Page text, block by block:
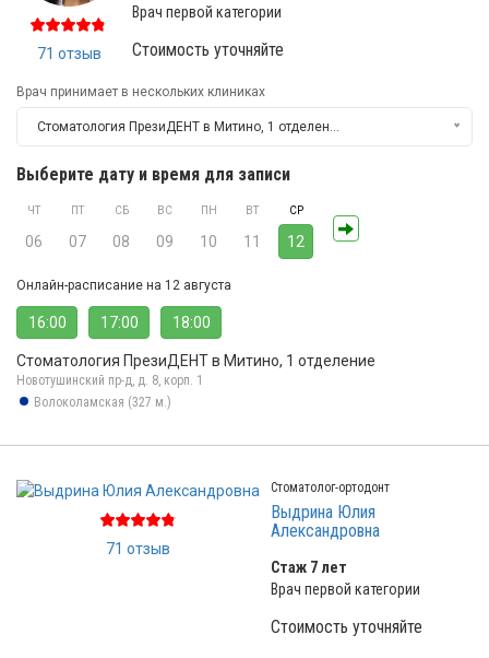
71 отзыв
Врач первой категории
Стоимость уточняйте
Врач принимает в нескольких клиниках
Стоматология ПрезиДЕНТ в Митино, 1 отделение
Выберите дату и время для записи
ЧТ
06
ПТ
07
СБ
08
ВС
09
ПН
10
ВТ
11
СР
12
Онлайн-расписание на 12 августа
16:00 17:00 18:00
Стоматология ПрезиДЕНТ в Митино, 1 отделение
Новотушинский пр-д, д. 8, корп. 1
Волоколамская (327 м.)
71 отзыв
Стоматолог-ортодонт
Выдрина Юлия
Александровна
Стаж 7 лет
Врач первой категории
Стоимость уточняйте